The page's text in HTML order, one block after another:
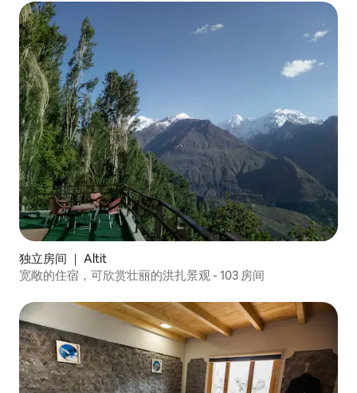
独立房间 ｜ Altit
宽敞的住宿，可欣赏壮丽的洪扎景观 - 103 房间